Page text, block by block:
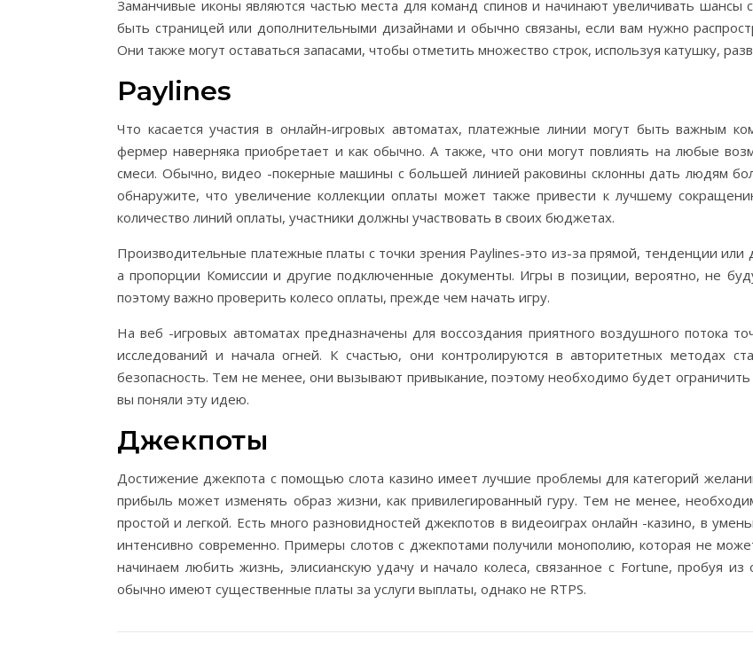
Заманчивые иконы являются частью места для команд спинов и начинают увеличивать шансы
быть страницей или дополнительными дизайнами и обычно связаны, если вам нужно
Они также могут оставаться запасами, чтобы отметить множество строк, используя катушку,
Paylines
Что касается участия в онлайн-игровых автоматах, платежные линии могут быть важным
фермер наверняка приобретает и как обычно. А также, что они могут повлиять на любые
смеси. Обычно, видео -покерные машины с большей линией раковины склонны дать людям
обнаружите, что увеличение коллекции оплаты может также привести к лучшему
количество линий оплаты, участники должны участвовать в своих бюджетах.
Производительные платежные платы с точки зрения Paylines-это из-за прямой, тенденции или
а пропорции Комиссии и другие подключенные документы. Игры в позиции, вероятно, не
поэтому важно проверить колесо оплаты, прежде чем начать игру.
На веб -игровых автоматах предназначены для воссоздания приятного воздушного потока
исследований и начала огней. К счастью, они контролируются в авторитетных методах
безопасность. Тем не менее, они вызывают привыкание, поэтому необходимо будет ограничить
вы поняли эту идею.
Джекпоты
Достижение джекпота с помощью слота казино имеет лучшие проблемы для категорий
прибыль может изменять образ жизни, как привилегированный гуру. Тем не менее,
простой и легкой. Есть много разновидностей джекпотов в видеоиграх онлайн -казино, в
интенсивно современно. Примеры слотов с джекпотами получили монополию, которая не
начинаем любить жизнь, элисианскую удачу и начало колеса, связанное с Fortune, пробуя из
обычно имеют существенные платы за услуги выплаты, однако не RTPS.